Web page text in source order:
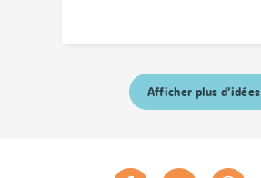
Afficher plus d’idées